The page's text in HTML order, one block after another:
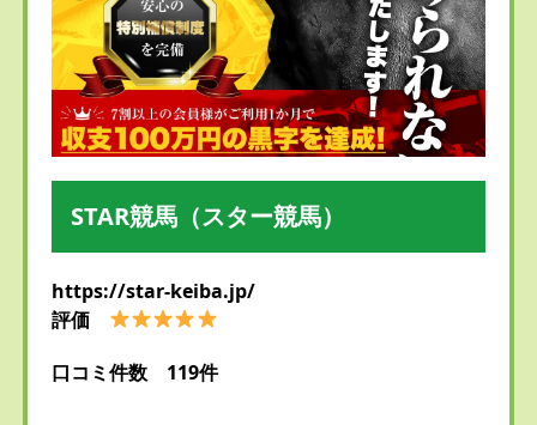
STAR競馬（スター競馬）
https://star-keiba.jp/
評価
口コミ件数 119件